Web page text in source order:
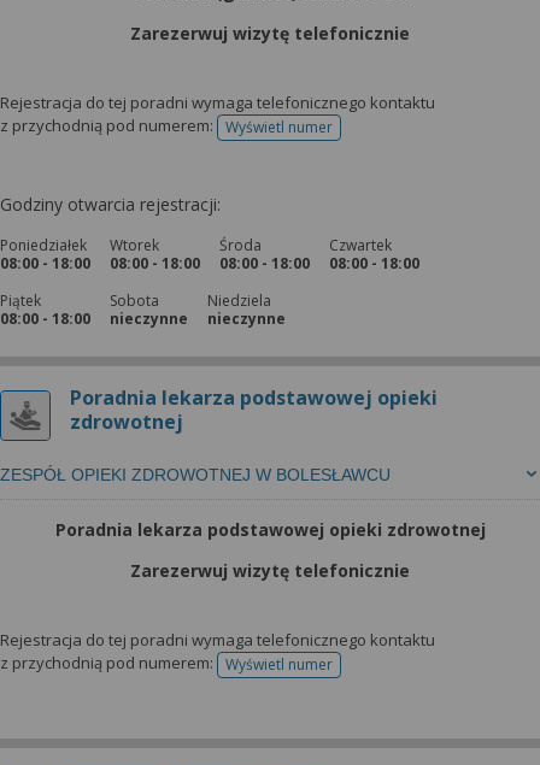
Zarezerwuj wizytę telefonicznie
Rejestracja do tej poradni wymaga telefonicznego kontaktu
z przychodnią pod numerem:
Wyświetl numertelefonu do rejestracji
Godziny otwarcia rejestracji:
Poniedziałek
08:00 - 18:00
Wtorek
08:00 - 18:00
Środa
08:00 - 18:00
Czwartek
08:00 - 18:00
Piątek
08:00 - 18:00
Sobota
nieczynne
Niedziela
nieczynne
Poradnia lekarza podstawowej opieki
zdrowotnej
ZESPÓŁ OPIEKI ZDROWOTNEJ W BOLESŁAWCU
Poradnia lekarza podstawowej opieki zdrowotnej
Zarezerwuj wizytę telefonicznie
Rejestracja do tej poradni wymaga telefonicznego kontaktu
z przychodnią pod numerem:
Wyświetl numertelefonu do rejestracji